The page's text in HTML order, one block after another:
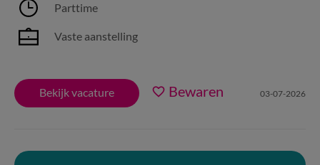
Parttime
Vaste aanstelling
Bekijk vacature Bewaren 03-07-2026